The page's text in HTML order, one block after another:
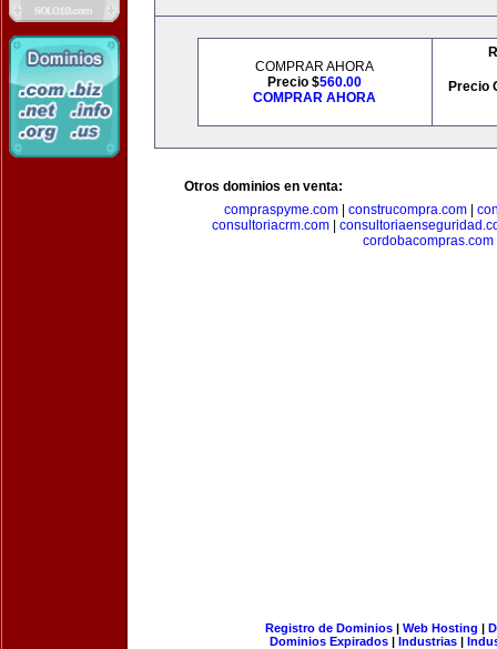
COMPRAR AHORA
Precio $560.00
COMPRAR AHORA
Precio
Otros dominios en venta:
compraspyme.com
construcompra.com
consultoriacrm.com|
cordobacompras.com
Registro de Dominios| Web Hosting |
Dominios Expirados | Industrias |